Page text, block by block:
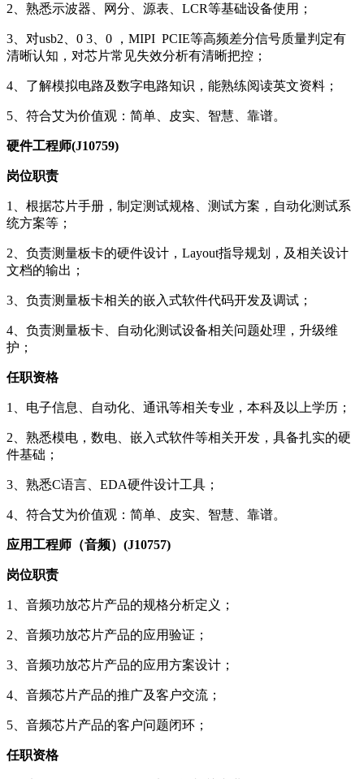
2、熟悉示波器、网分、源表、LCR等基础设备使用；
3、对usb2、0 3、0 ，MIPI PCIE等高频差分信号质量判定有
清晰认知，对芯片常见失效分析有清晰把控；
4、了解模拟电路及数字电路知识，能熟练阅读英文资料；
5、符合艾为价值观：简单、皮实、智慧、靠谱。
硬件工程师(J10759)
岗位职责
1、根据芯片手册，制定测试规格、测试方案，自动化测试系
统方案等；
2、负责测量板卡的硬件设计，Layout指导规划，及相关设计
文档的输出；
3、负责测量板卡相关的嵌入式软件代码开发及调试；
4、负责测量板卡、自动化测试设备相关问题处理，升级维
护；
任职资格
1、电子信息、自动化、通讯等相关专业，本科及以上学历；
2、熟悉模电，数电、嵌入式软件等相关开发，具备扎实的硬
件基础；
3、熟悉C语言、EDA硬件设计工具；
4、符合艾为价值观：简单、皮实、智慧、靠谱。
应用工程师（音频）(J10757)
岗位职责
1、音频功放芯片产品的规格分析定义；
2、音频功放芯片产品的应用验证；
3、音频功放芯片产品的应用方案设计；
4、音频芯片产品的推广及客户交流；
5、音频芯片产品的客户问题闭环；
任职资格